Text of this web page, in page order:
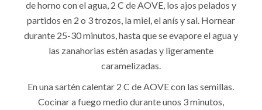
de horno con el agua, 2 C de AOVE, los ajos pelados y
partidos en 2 o 3 trozos, la miel, el anís y sal. Hornear
durante 25-30 minutos, hasta que se evapore el agua y
las zanahorias estén asadas y ligeramente
caramelizadas.
En una sartén calentar 2 C de AOVE con las semillas.
Cocinar a fuego medio durante unos 3 minutos,